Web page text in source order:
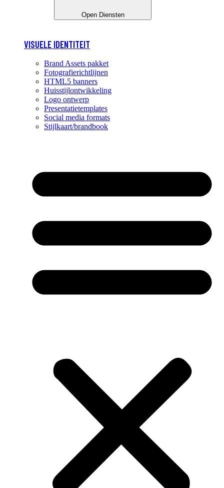
Open Diensten
VISUELE IDENTITEIT
Brand Assets pakket
Fotografierichtlijnen
HTML5 banners
Huisstijlontwikkeling
Logo ontwerp
Presentatietemplates
Social media formats
Stijlkaart/brandbook